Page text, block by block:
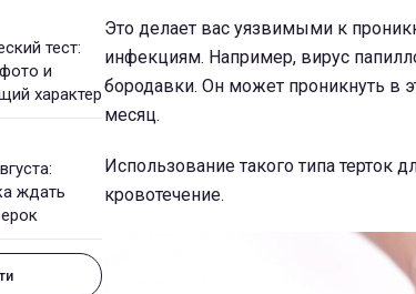
тест:
и
характер
ждать
Это делает вас уязвимыми к
инфекциям. Например, вирус
бородавки. Он может проникнуть в
месяц.
Использование такого типа
кровотечение.